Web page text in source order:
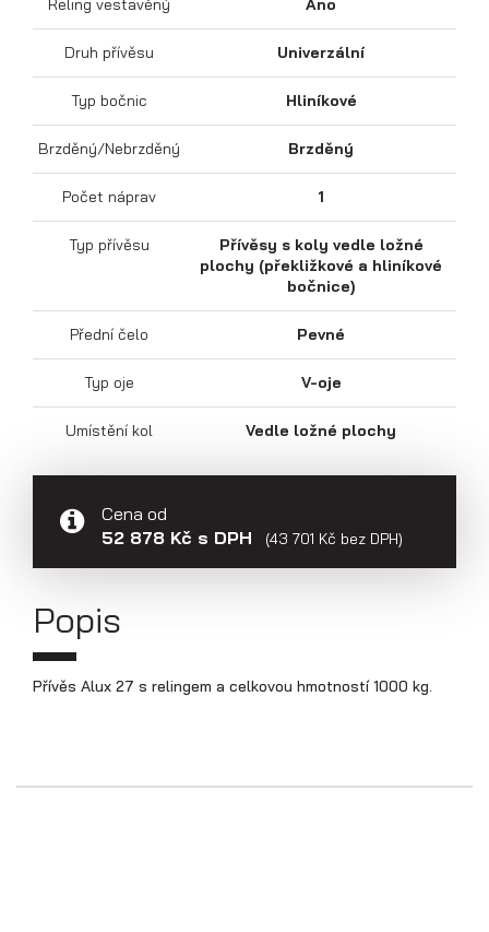
Sklápěcí přívěsy
Druh přívěsu Univerzální
Typ bočnic Hliníkové
Brzděný/Nebrzděný Brzděný
Počet náprav 1
Typ přívěsu
Přívěsy s koly vedle ložné
plochy (překližkové a hliníkové
bočnice)
Přední čelo Pevné
Typ oje V-oje
Umístění kol Vedle ložné plochy
Cena od
52 878 Kč s DPH
(43 701 Kč bez DPH)
Popis
Přívěs Alux 27 s relingem a celkovou hmotností 1000 kg.